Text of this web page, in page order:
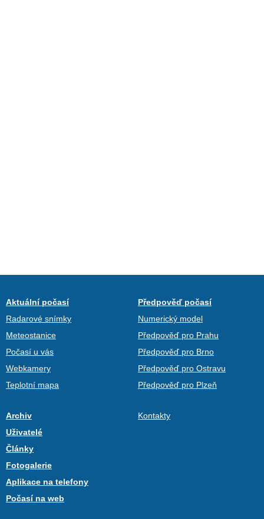
Aktuální počasí
Radarové snímky
Meteostanice
Počasí u vás
Webkamery
Teplotní mapa
Předpověď počasí
Numerický model
Předpověď pro Prahu
Předpověď pro Brno
Předpověď pro Ostravu
Předpověď pro Plzeň
Archiv
Uživatelé
Články
Fotogalerie
Aplikace na telefony
Počasí na web
Kontakty